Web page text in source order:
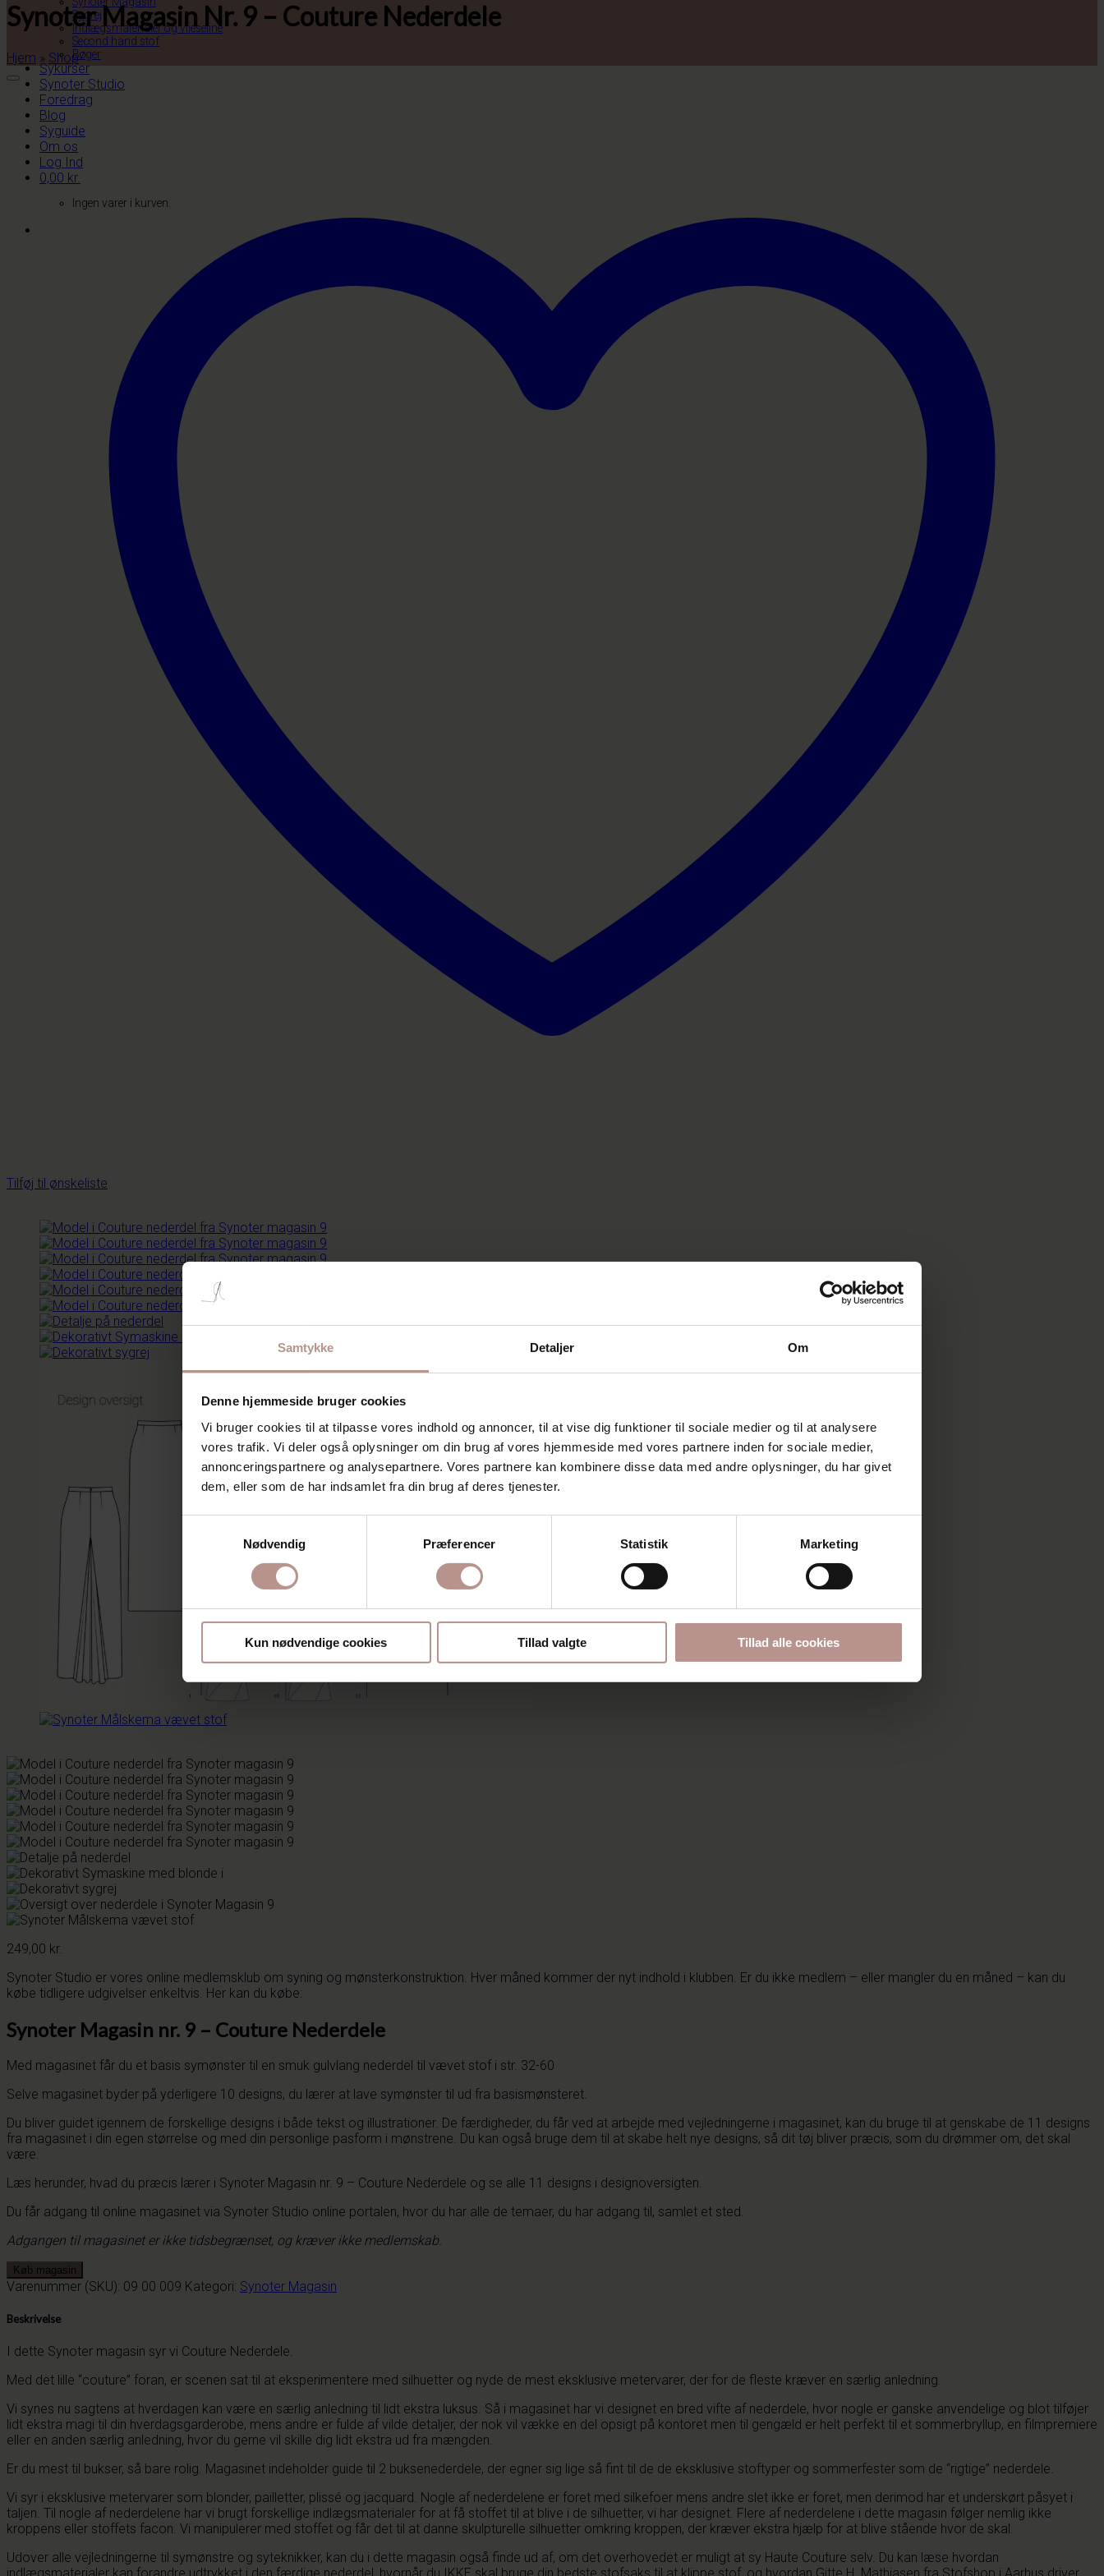
Samtykke Detaljer Om
Denne hjemmeside bruger cookies
Vi bruger cookies til at tilpasse vores indhold og annoncer, til at vise dig funktioner til sociale medier og til at analysere
vores trafik. Vi deler også oplysninger om din brug af vores hjemmeside med vores partnere inden for sociale medier,
annonceringspartnere og analysepartnere. Vores partnere kan kombinere disse data med andre oplysninger, du har givet
dem, eller som de har indsamlet fra din brug af deres tjenester.
Nødvendig
Præferencer Statistik Marketing
Kun nødvendige cookies Tillad valgte Tillad alle cookies
Sygrej
Indlægsmaterialer og vlieseline
Second hand stof
Bøger
Sykurser
Synoter Studio
Foredrag
Blog
Syguide
Om os
Log Ind
0,00 kr.
Ingen varer i kurven.
Synoter Magasin Nr. 9 – Couture Nederdele
Hjem » Shop
Tilføj til ønskeliste
249,00 kr.
Synoter Studio er vores online medlemsklub om syning og mønsterkonstruktion. Hver måned kommer der nyt indhold i klubben. Er du ikke medlem – eller mangler du en måned – kan du
købe tidligere udgivelser enkeltvis. Her kan du købe:
Synoter Magasin nr. 9 – Couture Nederdele
Med magasinet får du et basis symønster til en smuk gulvlang nederdel til vævet stof i str. 32-60
Selve magasinet byder på yderligere 10 designs, du lærer at lave symønster til ud fra basismønsteret.
Du bliver guidet igennem de forskellige designs i både tekst og illustrationer. De færdigheder, du får ved at arbejde med vejledningerne i magasinet, kan du bruge til at genskabe de 11 designs
fra magasinet i din egen størrelse og med din personlige pasform i mønstrene. Du kan også bruge dem til at skabe helt nye designs, så dit tøj bliver præcis, som du drømmer om, det skal
være.
Læs herunder, hvad du præcis lærer i Synoter Magasin nr. 9 – Couture Nederdele og se alle 11 designs i designoversigten.
Du får adgang til online magasinet via Synoter Studio online portalen, hvor du har alle de temaer, du har adgang til, samlet et sted.
Adgangen til magasinet er ikke tidsbegrænset, og kræver ikke medlemskab.
Køb magasin
Varenummer (SKU): 09 00 009 Kategori: Synoter Magasin
Beskrivelse
I dette Synoter magasin syr vi Couture Nederdele.
Med det lille “couture” foran, er scenen sat til at eksperimentere med silhuetter og nyde de mest eksklusive metervarer, der for de fleste kræver en særlig anledning.
Vi synes nu sagtens at hverdagen kan være en særlig anledning til lidt ekstra luksus. Så i magasinet har vi designet en bred vifte af nederdele, hvor nogle er ganske anvendelige og blot tilføjer
lidt ekstra magi til din hverdagsgarderobe, mens andre er fulde af vilde detaljer, der nok vil vække en del opsigt på kontoret men til gengæld er helt perfekt til et sommerbryllup, en filmpremiere
eller en anden særlig anledning, hvor du gerne vil skille dig lidt ekstra ud fra mængden.
Er du mest til bukser, så bare rolig. Magasinet indeholder guide til 2 buksenederdele, der egner sig lige så fint til de de eksklusive stoftyper og sommerfester som de “rigtige” nederdele.
Vi syr i eksklusive metervarer som blonder, pailletter, plissé og jacquard. Nogle af nederdelene er foret med silkefoer mens andre slet ikke er foret, men derimod har et underskørt påsyet i
taljen. Til nogle af nederdelene har vi brugt forskellige indlægsmaterialer for at få stoffet til at blive i de silhuetter, vi har designet. Flere af nederdelene i dette magasin følger nemlig ikke
kroppens eller stoffets facon. Vi manipulerer med stoffet og får det til at danne skulpturelle silhuetter omkring kroppen, der kræver ekstra hjælp for at blive stående hvor de skal.
Udover alle vejledningerne til symønstre og syteknikker, kan du i dette magasin også finde ud af, om det overhovedet er muligt at sy Haute Couture selv. Du kan læse hvordan